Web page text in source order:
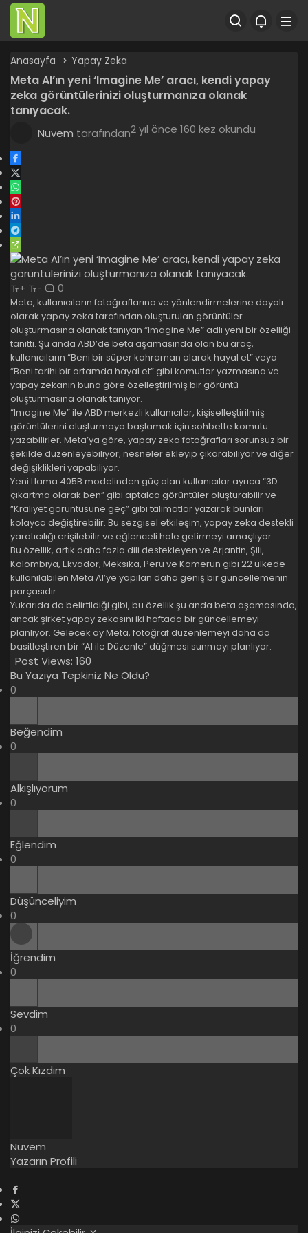
Anasayfa Yapay Zeka
Meta AI’ın yeni ‘Imagine Me’ aracı, kendi yapay
zeka görüntülerinizi oluşturmanıza olanak
tanıyacak.
Nuvem tarafından2 yıl önce 160 kez okundu
+ - 0
Meta, kullanıcıların fotoğraflarına ve yönlendirmelerine dayalı
olarak yapay zeka tarafından oluşturulan görüntüler
oluşturmasına olanak tanıyan “Imagine Me” adlı yeni bir özelliği
tanıttı. Şu anda ABD’de beta aşamasında olan bu araç,
kullanıcıların “Beni bir süper kahraman olarak hayal et” veya
“Beni tarihi bir ortamda hayal et” gibi komutlar yazmasına ve
yapay zekanın buna göre özelleştirilmiş bir görüntü
oluşturmasına olanak tanıyor.
“Imagine Me” ile ABD merkezli kullanıcılar, kişiselleştirilmiş
görüntülerini oluşturmaya başlamak için sohbette komutu
yazabilirler. Meta’ya göre, yapay zeka fotoğrafları sorunsuz bir
şekilde düzenleyebiliyor, nesneler ekleyip çıkarabiliyor ve diğer
değişiklikleri yapabiliyor.
Yeni Llama 405B modelinden güç alan kullanıcılar ayrıca “3D
çıkartma olarak ben” gibi aptalca görüntüler oluşturabilir ve
“Kraliyet görüntüsüne geç” gibi talimatlar yazarak bunları
kolayca değiştirebilir. Bu sezgisel etkileşim, yapay zeka destekli
yaratıcılığı erişilebilir ve eğlenceli hale getirmeyi amaçlıyor.
Bu özellik, artık daha fazla dili destekleyen ve Arjantin, Şili,
Kolombiya, Ekvador, Meksika, Peru ve Kamerun gibi 22 ülkede
kullanılabilen Meta AI’ye yapılan daha geniş bir güncellemenin
parçasıdır.
Yukarıda da belirtildiği gibi, bu özellik şu anda beta aşamasında,
ancak şirket yapay zekasını iki haftada bir güncellemeyi
planlıyor. Gelecek ay Meta, fotoğraf düzenlemeyi daha da
basitleştiren bir “AI ile Düzenle” düğmesi sunmayı planlıyor.
Post Views: 160
Bu Yazıya Tepkiniz Ne Oldu?
0
Beğendim
0
Alkışlıyorum
0
Eğlendim
0
Düşünceliyim
0
İğrendim
0
Sevdim
0
Çok Kızdım
Nuvem
Yazarın Profili